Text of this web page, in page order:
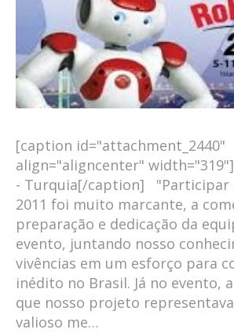
[caption id="attachment_2440"
align="aligncenter" width="319"]
- Turquia[/caption] "Participar
2011 foi muito marcante, a
preparação e dedicação da
evento, juntando nosso
vivências em um esforço para
inédito no Brasil. Já no evento,
que nosso projeto
valioso me…